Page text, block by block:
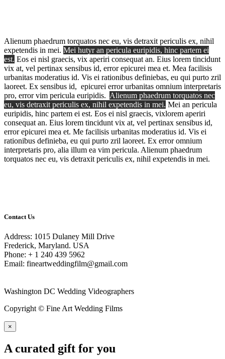
Alienum phaedrum torquatos nec eu, vis detraxit periculis ex, nihil
expetendis in mei. Mei hutyr an pericula euripidis, hinc partem ei
est. Eos ei nisl graecis, vix aperiri consequat an. Eius lorem tincidunt
vix at, vel pertinax sensibus id, error epicurei mea et. Mea facilisis
urbanitas moderatius id. Vis ei rationibus definiebas, eu qui purto zril
laoreet. Ex sensibus id, epicurei error urbanitas omnium interpretaris
pro, error vim pericula euripidis. Alienum phaedrum torquatos nec
eu, vis detraxit periculis ex, nihil expetendis in mei. Mei an pericula
euripidis, hinc partem ei est. Eos ei nisl graecis, vixlorem aperiri
consequat an. Eius lorem tincidunt vix at, vel pertinax sensibus id,
error epicurei mea et. Me facilisis urbanitas moderatius id. Vis ei
rationibus definieba, eu qui purto zril laoreet. Ex error omnium
interpretaris pro, alia illum ea vim pericula. Alienum phaedrum
torquatos nec eu, vis detraxit periculis ex, nihil expetendis in mei.
Contact Us
Address: 1015 Dulaney Mill Drive
Frederick, Maryland. USA
Phone: + 1 240 439 5962
Email: fineartweddingfilm@gmail.com
Washington DC Wedding Videographers
Copyright © Fine Art Wedding Films
×
A curated gift for you